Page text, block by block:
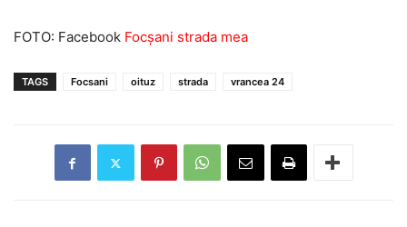
FOTO: Facebook Focșani strada mea
TAGS Focsani oituz strada vrancea 24